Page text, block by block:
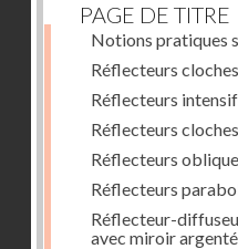
PAGE DE TITRE
Notions pratiques
Réflecteurs
Réflecteurs
Réflecteurs
Réflecteurs
Réflecteurs
Réflecteur-
avec miroir argenté